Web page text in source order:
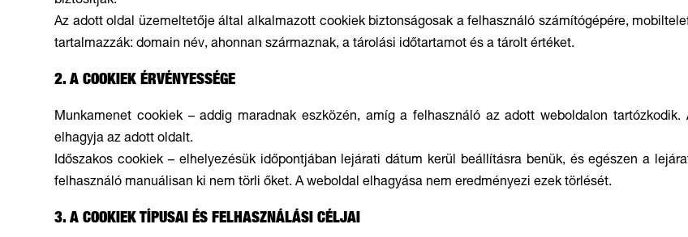
Az adott oldal üzemeltetője által alkalmazott cookiek biztonságosak a felhasználó számítógépére,
tartalmazzák: domain név, ahonnan származnak, a tárolási időtartamot és a tárolt értéket.
2. A COOKIEK ÉRVÉNYESSÉGE
Munkamenet cookiek – addig maradnak eszközén, amíg a felhasználó az adott weboldalon
elhagyja az adott oldalt.
Időszakos cookiek – elhelyezésük időpontjában lejárati dátum kerül beállításra benük, és egészen a
felhasználó manuálisan ki nem törli őket. A weboldal elhagyása nem eredményezi ezek törlését.
3. A COOKIEK TÍPUSAI ÉS FELHASZNÁLÁSI CÉLJAI